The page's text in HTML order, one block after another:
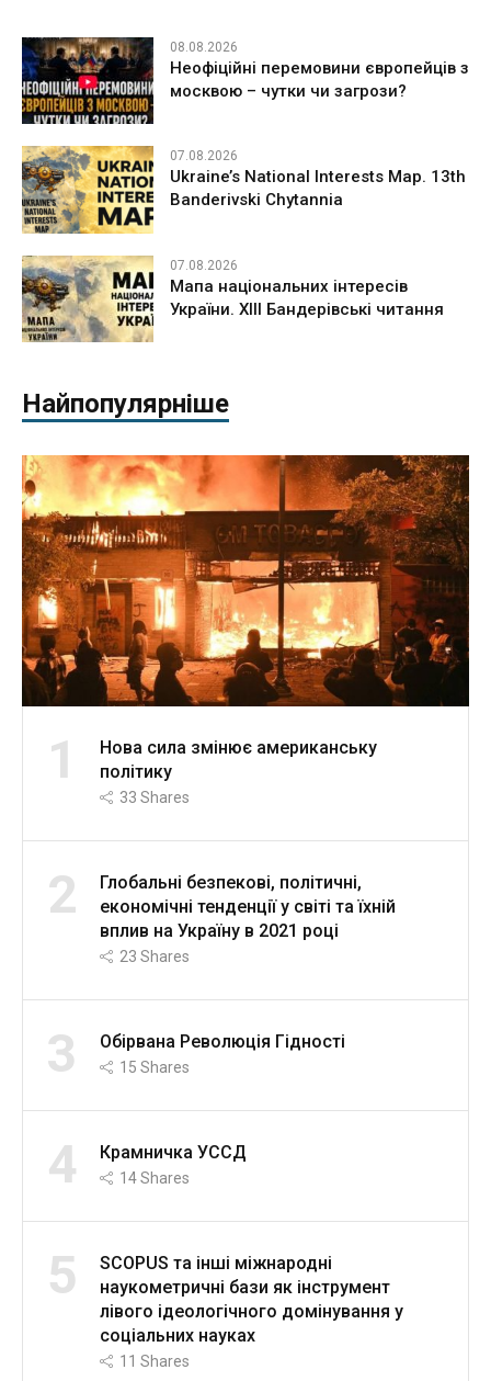
08.08.2026
Неофіційні перемовини європейців з
москвою – чутки чи загрози?
07.08.2026
Ukraine’s National Interests Map. 13th
Banderivski Chytannia
07.08.2026
Мапа національних інтересів
України. ХІІІ Бандерівські читання
Найпопулярніше
1
Нова сила змінює американську
політику
33 Shares
2
Глобальні безпекові, політичні,
економічні тенденції у світі та їхній
вплив на Україну в 2021 році
23 Shares
3 Обірвана Революція Гідності
15 Shares
4 Крамничка УССД
14Shares
5
SCOPUS та інші міжнародні
наукометричні бази як інструмент
лівого ідеологічного домінування у
соціальних науках
11 Shares